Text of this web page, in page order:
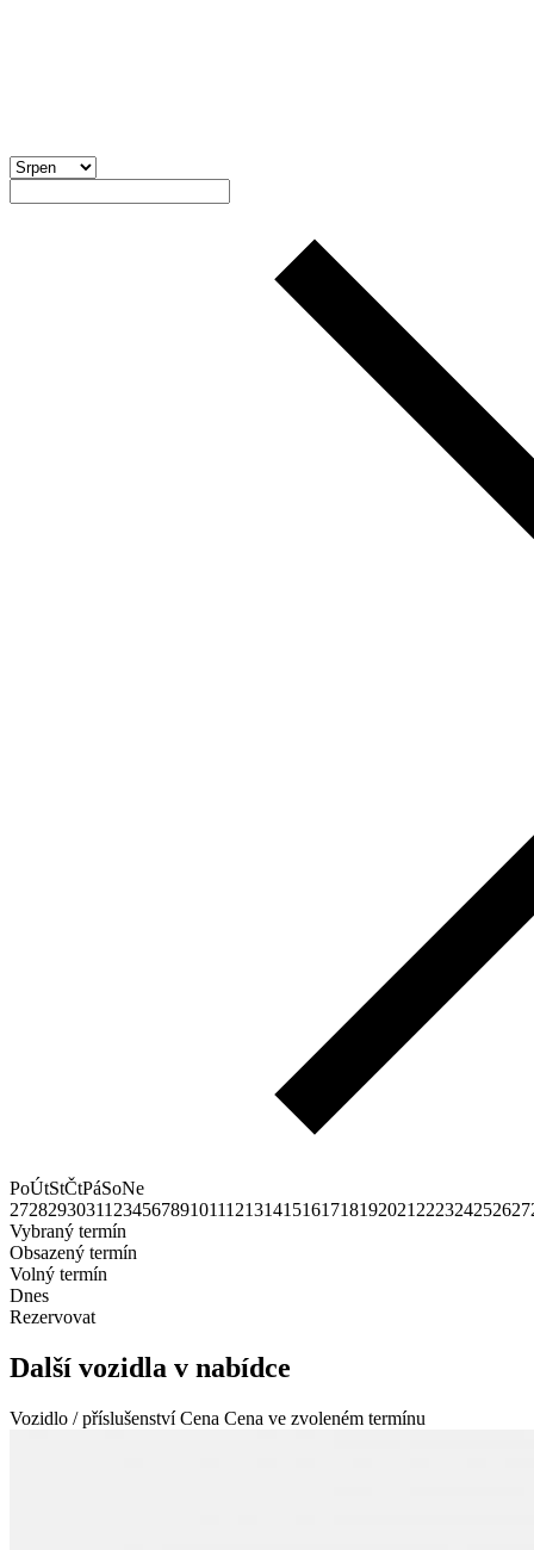
PoÚtStČtPáSoNe
2728293031123456789101112131415161718192021222324252627
Vybraný termín
Obsazený termín
Volný termín
Dnes
Rezervovat
Další vozidla v nabídce
Vozidlo / příslušenstvíCena Cena ve zvoleném termínu